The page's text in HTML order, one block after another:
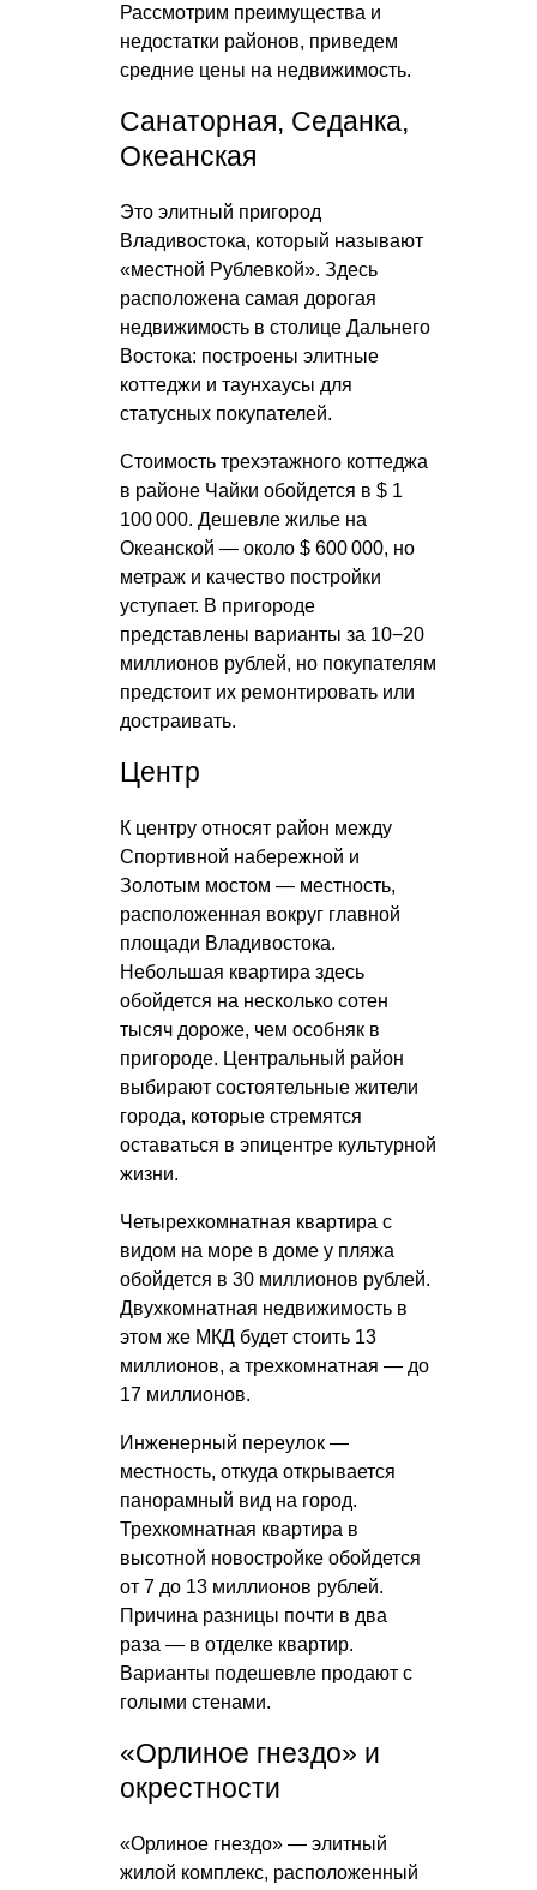
Рассмотрим преимущества и
недостатки районов, приведем
средние цены на недвижимость.
Санаторная, Седанка,
Океанская
Это элитный пригород
Владивостока, который называют
«местной Рублевкой». Здесь
расположена самая дорогая
недвижимость в столице Дальнего
Востока: построены элитные
коттеджи и таунхаусы для
статусных покупателей.
Стоимость трехэтажного коттеджа
в районе Чайки обойдется в $ 1
100 000. Дешевле жилье на
Океанской — около $ 600 000, но
метраж и качество постройки
уступает. В пригороде
представлены варианты за 10−20
миллионов рублей, но покупателям
предстоит их ремонтировать или
достраивать.
Центр
К центру относят район между
Спортивной набережной и
Золотым мостом — местность,
расположенная вокруг главной
площади Владивостока.
Небольшая квартира здесь
обойдется на несколько сотен
тысяч дороже, чем особняк в
пригороде. Центральный район
выбирают состоятельные жители
города, которые стремятся
оставаться в эпицентре культурной
жизни.
Четырехкомнатная квартира с
видом на море в доме у пляжа
обойдется в 30 миллионов рублей.
Двухкомнатная недвижимость в
этом же МКД будет стоить 13
миллионов, а трехкомнатная — до
17 миллионов.
Инженерный переулок —
местность, откуда открывается
панорамный вид на город.
Трехкомнатная квартира в
высотной новостройке обойдется
от 7 до 13 миллионов рублей.
Причина разницы почти в два
раза — в отделке квартир.
Варианты подешевле продают с
голыми стенами.
«Орлиное гнездо» и
окрестности
«Орлиное гнездо» — элитный
жилой комплекс, расположенный